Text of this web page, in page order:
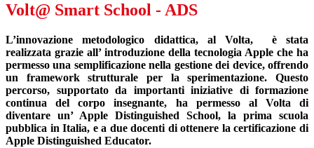
Volt@ Smart School - ADS
L’innovazione metodologico didattica, al Volta, è stata
realizzata grazie all’ introduzione della tecnologia Apple che ha
permesso una semplificazione nella gestione dei device, offrendo
un framework strutturale per la sperimentazione. Questo
percorso, supportato da importanti iniziative di formazione
continua del corpo insegnante, ha permesso al Volta di
diventare un’ Apple Distinguished School, la prima scuola
pubblica in Italia, e a due docenti di ottenere la certificazione di
Apple Distinguished Educator.